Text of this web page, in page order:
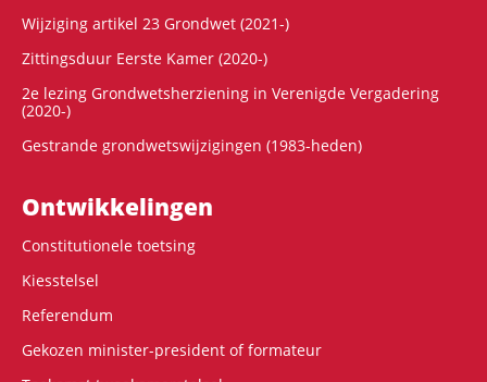
Wijziging artikel 23 Grondwet (2021-)
Zittingsduur Eerste Kamer (2020-)
2e lezing Grondwetsherziening in Verenigde Vergadering
(2020-)
Gestrande grondwetswijzigingen (1983-heden)
Ontwikke­lingen
Constitutionele toetsing
Kiesstelsel
Referendum
Gekozen minister-president of formateur